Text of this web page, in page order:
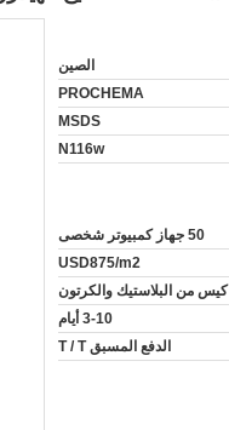
الصين
PROCHEMA
MSDS
N116w
50 جهاز كمبيوتر شخصى
USD875/m2
كيس من البلاستيك والكرتون
3-10 أيام
الدفع المسبق T / T